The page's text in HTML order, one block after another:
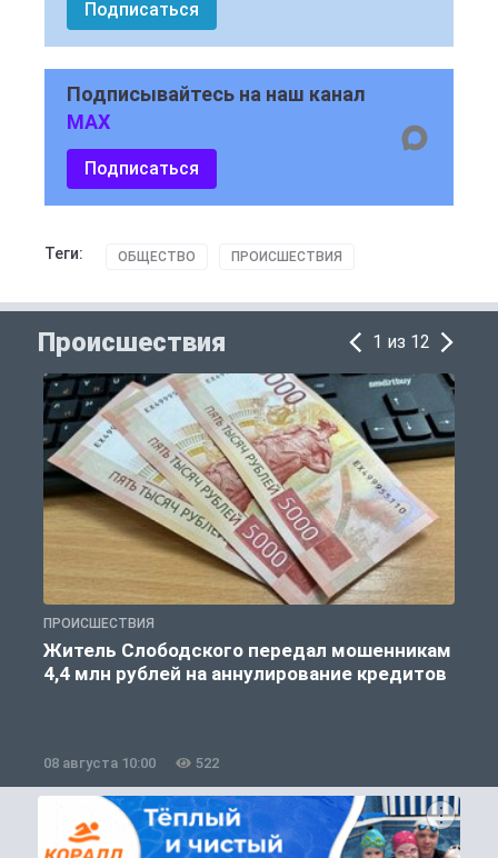
Подписаться
Подписывайтесь на наш канал
MAX
Подписаться
Теги: ОБЩЕСТВО ПРОИСШЕСТВИЯ
Происшествия 1 из 12
ПРОИСШЕСТВИЯ
Житель Слободского передал мошенникам
4,4 млн рублей на аннулирование кредитов
08 августа 10:00 522